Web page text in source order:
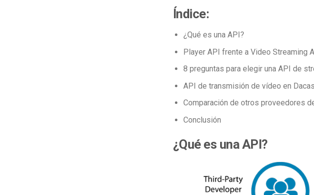
Índice:
¿Qué es una API?
Player API frente a Video Streaming
8 preguntas para elegir una API de
API de transmisión de vídeo en
Comparación de otros proveedores
Conclusión
¿Qué es una API?